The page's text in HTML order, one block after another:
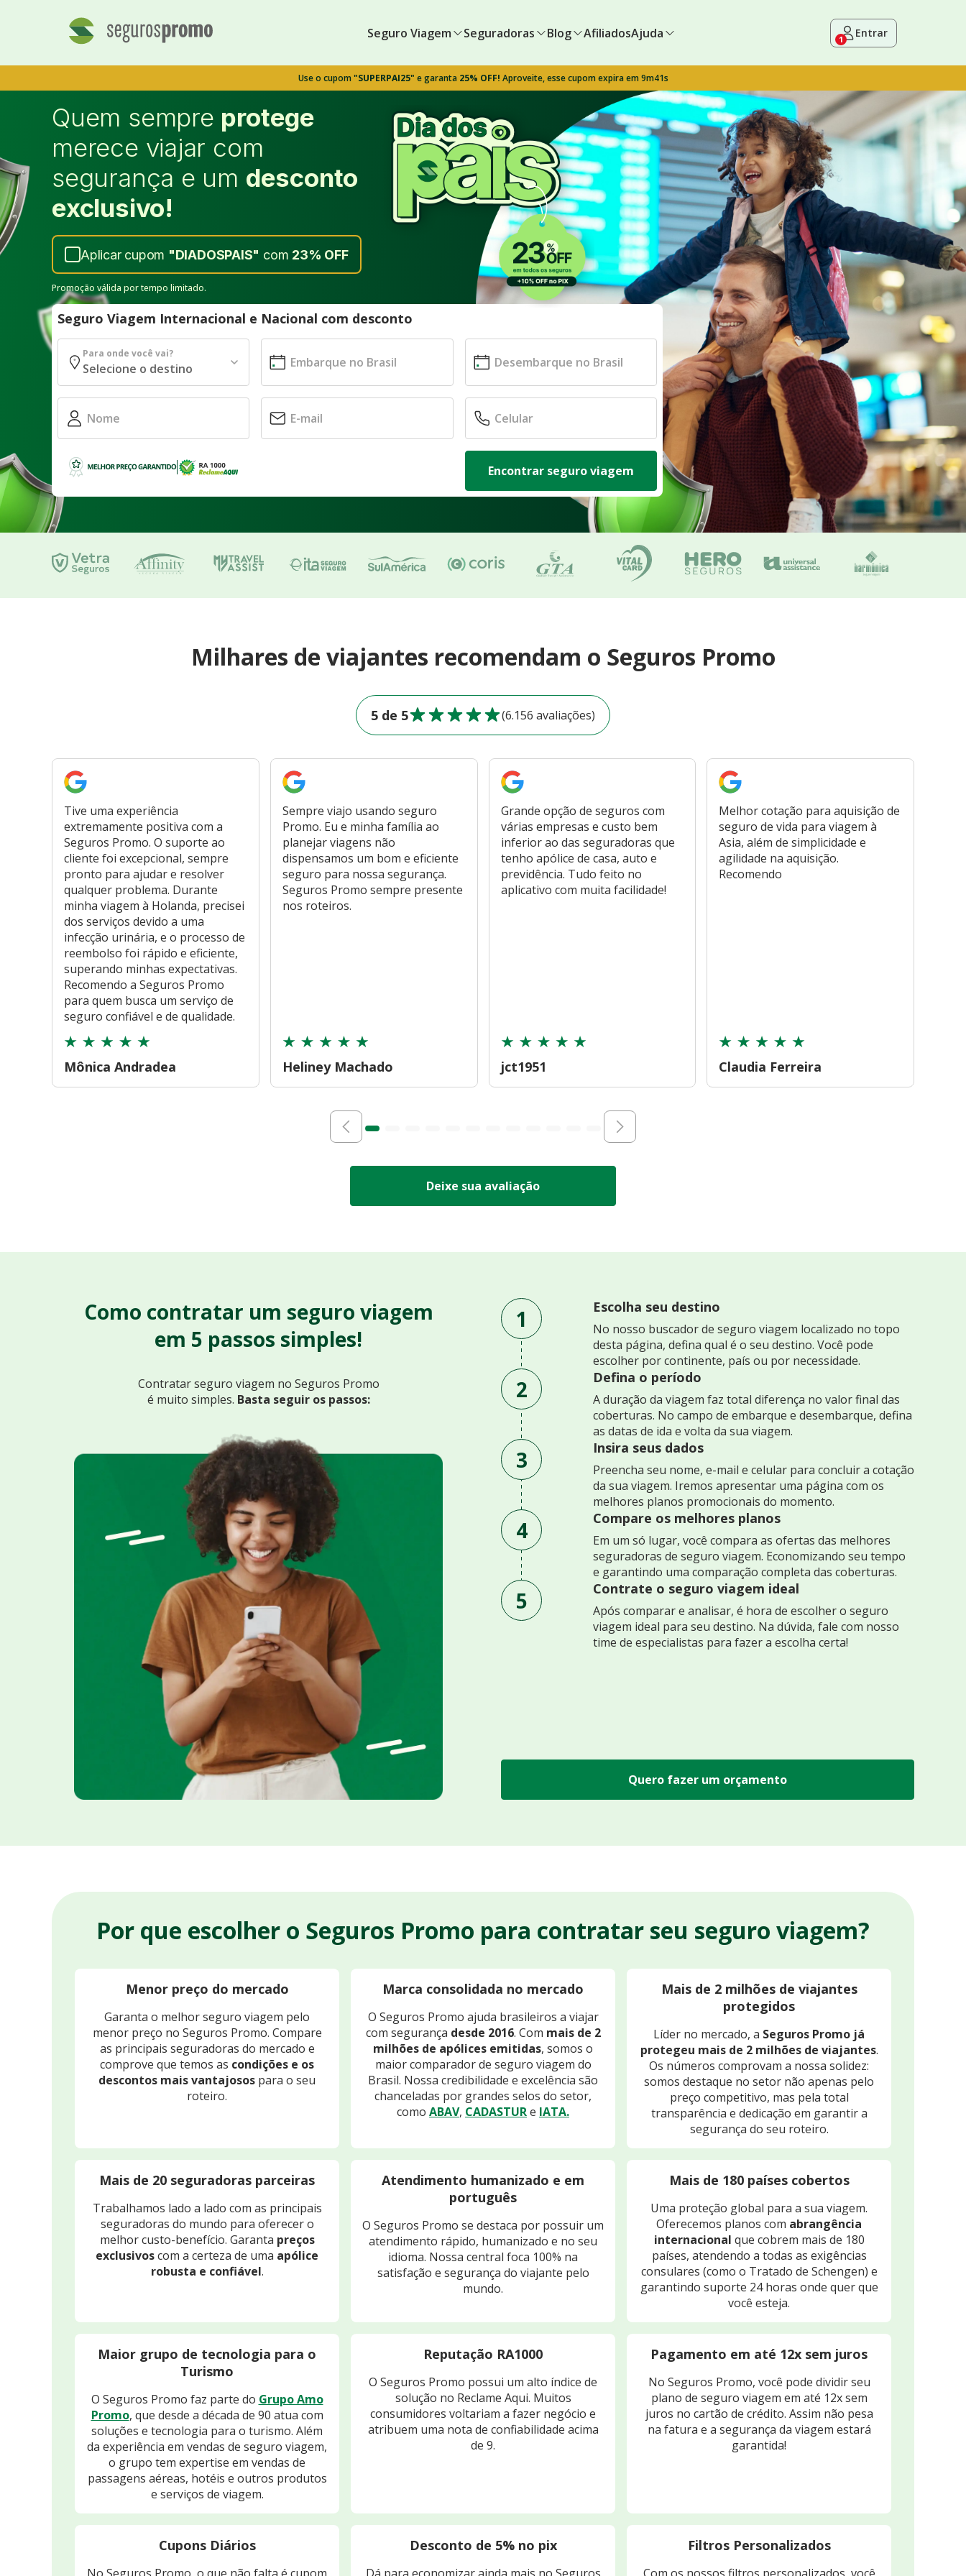
Seguro Viagem Seguradoras Blog AfiliadosAjuda 1 Entrar
Use o cupom"SUPERPAI25" e garanta 25% OFF! Aproveite, esse cupom expira em 9m40s
Quem sempre protege
merece viajar com
segurança e um desconto
exclusivo!
Aplicar cupom "DIADOSPAIS" com 23% OFF
Promoção válida por tempo limitado.
Seguro Viagem Internacional e Nacional com desconto
Para onde você vai?
Encontrar seguro viagem
Milhares de viajantes recomendam o Seguros Promo
5 de 5 (6.156 avaliações)
Tive uma experiência
extremamente positiva com a
Seguros Promo. O suporte ao
cliente foi excepcional, sempre
pronto para ajudar e resolver
qualquer problema. Durante
minha viagem à Holanda, precisei
dos serviços devido a uma
infecção urinária, e o processo de
reembolso foi rápido e eficiente,
superando minhas expectativas.
Recomendo a Seguros Promo
para quem busca um serviço de
seguro confiável e de qualidade.
Mônica Andradea
Sempre viajo usando seguro
Promo. Eu e minha família ao
planejar viagens não
dispensamos um bom e eficiente
seguro para nossa segurança.
Seguros Promo sempre presente
nos roteiros.
Heliney Machado
Grande opção de seguros com
várias empresas e custo bem
inferior ao das seguradoras que
tenho apólice de casa, auto e
previdência. Tudo feito no
aplicativo com muita facilidade!
jct1951
Melhor cotação para aquisição de
seguro de vida para viagem à
Asia, além de simplicidade e
agilidade na aquisição.
Recomendo
Claudia Ferreira
Deixe sua avaliação
Como contratar um seguro viagem
em 5 passos simples!
Contratar seguro viagem no Seguros Promo
é muito simples. Basta seguir os passos:
1 Escolha seu destino
No nosso buscador de seguro viagem localizado no topo
desta página, defina qual é o seu destino. Você pode
escolher por continente, país ou por necessidade.
2 Defina o período
A duração da viagem faz total diferença no valor final das
coberturas. No campo de embarque e desembarque, defina
as datas de ida e volta da sua viagem.
3 Insira seus dados
Preencha seu nome, e-mail e celular para concluir a cotação
da sua viagem. Iremos apresentar uma página com os
melhores planos promocionais do momento.
4 Compare os melhores planos
Em um só lugar, você compara as ofertas das melhores
seguradoras de seguro viagem. Economizando seu tempo
e garantindo uma comparação completa das coberturas.
5 Contrate o seguro viagem ideal
Após comparar e analisar, é hora de escolher o seguro
viagem ideal para seu destino. Na dúvida, fale com nosso
time de especialistas para fazer a escolha certa!
Quero fazer um orçamento
Por que escolher o Seguros Promo para contratar seu seguro viagem?
Menor preço do mercado
Garanta o melhor seguro viagem pelo
menor preço no Seguros Promo. Compare
as principais seguradoras do mercado e
comprove que temos as condições e os
descontos mais vantajosos para o seu
roteiro.
Marca consolidada no mercado
O Seguros Promo ajuda brasileiros a viajar
com segurança desde 2016. Com mais de 2
milhões de apólices emitidas, somos o
maior comparador de seguro viagem do
Brasil. Nossa credibilidade e excelência são
chanceladas por grandes selos do setor,
como ABAV, CADASTURe IATA.
Mais de 2 milhões de viajantes
protegidos
Líder no mercado, a Seguros Promo já
protegeu mais de 2 milhões de viajantes.
Os números comprovam a nossa solidez:
somos destaque no setor não apenas pelo
preço competitivo, mas pela total
transparência e dedicação em garantir a
segurança do seu roteiro.
Mais de 20 seguradoras parceiras
Trabalhamos lado a lado com as principais
seguradoras do mundo para oferecer o
melhor custo-benefício. Garanta preços
exclusivoscom a certeza de uma apólice
robusta e confiável.
Atendimento humanizado e em
português
O Seguros Promo se destaca por possuir um
atendimento rápido, humanizado e no seu
idioma. Nossa central foca 100% na
satisfação e segurança do viajante pelo
mundo.
Mais de 180 países cobertos
Uma proteção global para a sua viagem.
Oferecemos planos com abrangência
internacional que cobrem mais de 180
países, atendendo a todas as exigências
consulares (como o Tratado de Schengen) e
garantindo suporte 24 horas onde quer que
você esteja.
Maior grupo de tecnologia para o
Turismo
O Seguros Promo faz parte do Grupo Amo
Promo, que desde a década de 90 atua com
soluções e tecnologia para o turismo. Além
da experiência em vendas de seguro viagem,
o grupo tem expertise em vendas de
passagens aéreas, hotéis e outros produtos
e serviços de viagem.
Reputação RA1000
O Seguros Promo possui um alto índice de
solução no Reclame Aqui. Muitos
consumidores voltariam a fazer negócio e
atribuem uma nota de confiabilidade acima
de 9.
Pagamento em até 12x sem juros
No Seguros Promo, você pode dividir seu
plano de seguro viagem em até 12x sem
juros no cartão de crédito. Assim não pesa
na fatura e a segurança da viagem estará
garantida!
Cupons Diários Desconto de 5% no pix Filtros Personalizados